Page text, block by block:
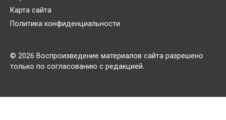
Карта сайта
Политика конфиденциальности
© 2026 Воспроизведение материалов сайта разрешено
только по согласованию с редакцией.